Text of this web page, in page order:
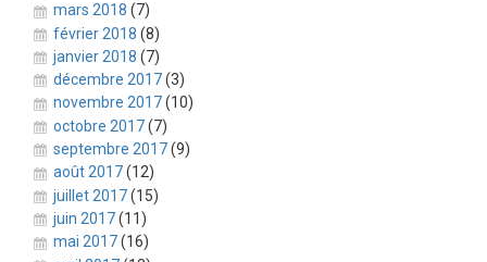
mars 2018 (7)
février 2018 (8)
janvier 2018 (7)
décembre 2017(3)
novembre 2017(10)
octobre 2017(7)
septembre 2017(9)
août 2017(12)
juillet 2017(15)
juin 2017(11)
mai 2017(16)